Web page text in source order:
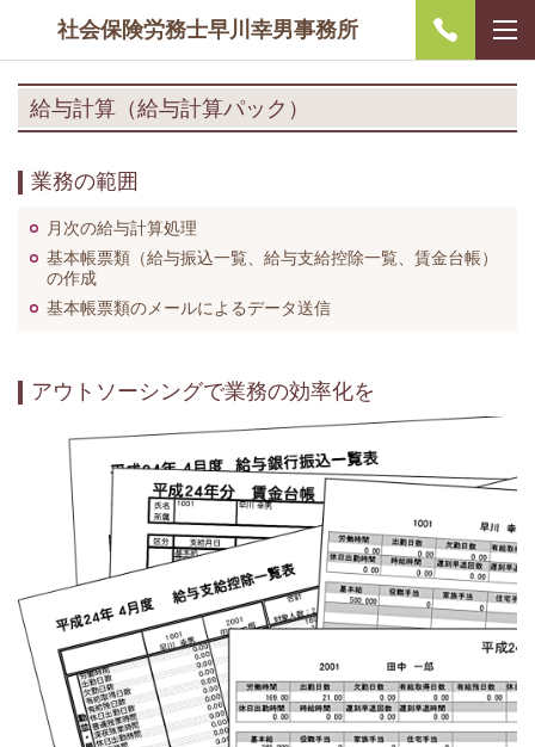
社会保険労務士早川幸男事務所
給与計算（給与計算パック）
業務の範囲
月次の給与計算処理
基本帳票類（給与振込一覧、給与支給控除一覧、賃金台帳）
の作成
基本帳票類のメールによるデータ送信
アウトソーシングで業務の効率化を